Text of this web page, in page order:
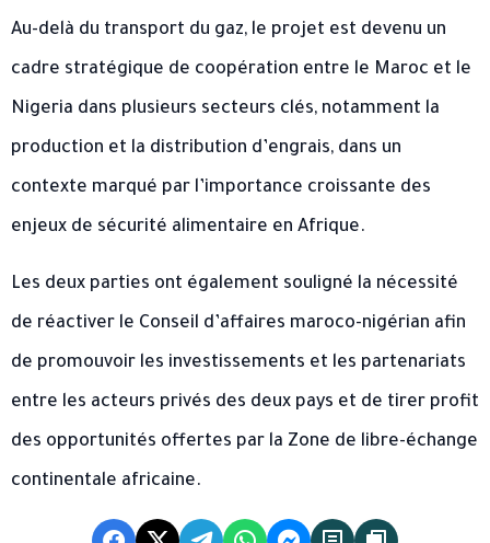
Au-delà du transport du gaz, le projet est devenu un
cadre stratégique de coopération entre le Maroc et le
Nigeria dans plusieurs secteurs clés, notamment la
production et la distribution d’engrais, dans un
contexte marqué par l’importance croissante des
enjeux de sécurité alimentaire en Afrique.
Les deux parties ont également souligné la nécessité
de réactiver le Conseil d’affaires maroco-nigérian afin
de promouvoir les investissements et les partenariats
entre les acteurs privés des deux pays et de tirer profit
des opportunités offertes par la Zone de libre-échange
continentale africaine.